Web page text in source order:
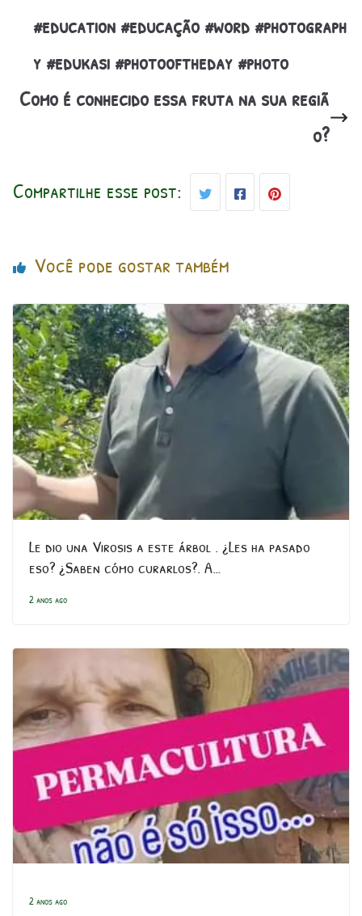
#education #educação #word #photograph
y #edukasi #photooftheday #photo
Como é conhecido essa fruta na sua regiã
o?
Compartilhe esse post:
Você pode gostar também
Le dio una Virosis a este árbol . ¿Les ha pasado
eso? ¿Saben cómo curarlos?. A…
2 anos ago
2 anos ago